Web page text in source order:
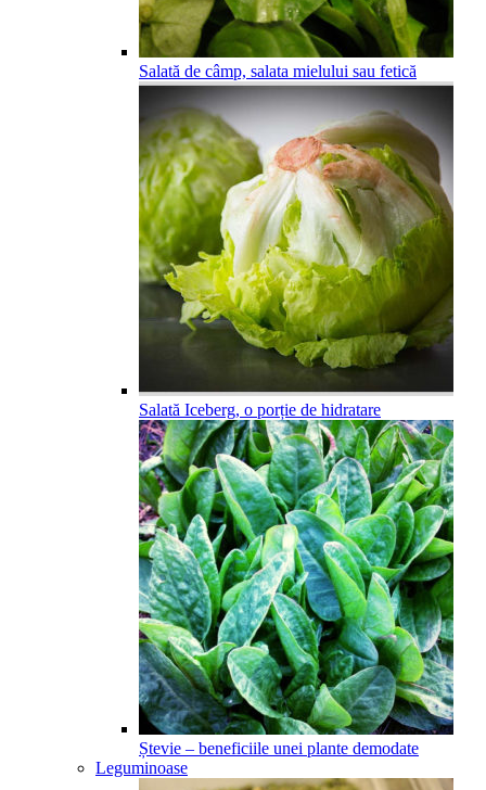
Salată de câmp, salata mielului sau fetică
Salată Iceberg, o porție de hidratare
Ștevie – beneficiile unei plante demodate
Leguminoase